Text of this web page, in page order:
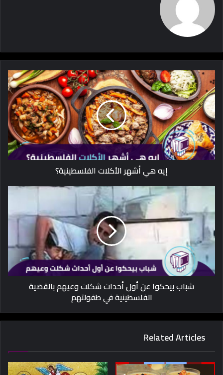
إيه هي أشهر الأكلات الفلسطينية؟
شباب بيحكوا عن أول أحداث شكلت وعيهم بالقضية
الفلسطينية في طفولتهم
Related Articles